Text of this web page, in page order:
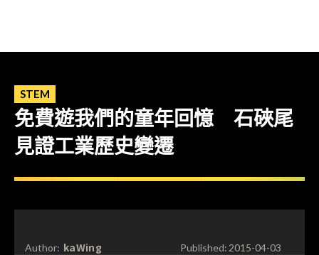
STEM
免費遊我們的童年回憶 石硤尾
見證工業歷史變遷
Author: kaWing Published:2015-04-03